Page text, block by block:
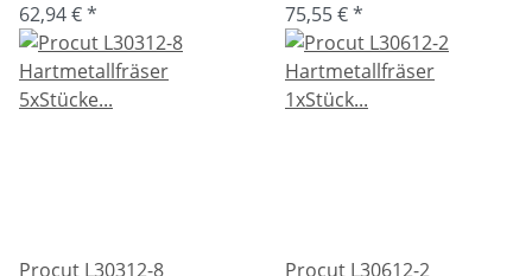
62,94 €*
75,55 €*
Procut L30312-8
Procut L30612-2